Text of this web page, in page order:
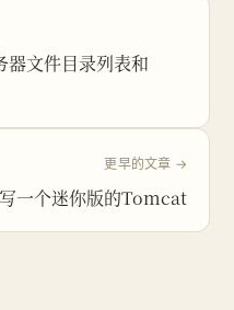
文件目录列表和
更早的文章 →
写一个迷你版的Tomcat